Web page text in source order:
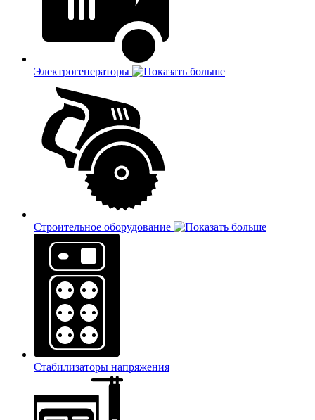
Электрогенераторы
Строительное оборудование
Стабилизаторы напряжения